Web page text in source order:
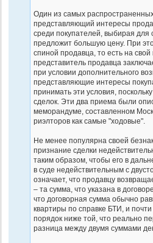
Один из самых
представляющий интересы
среди покупателей, выбирая для
предложит большую цену. При
спиной продавца, то есть на свой
представитель продавца
при условии дополнительного
представляющие интересы
принимать эти условия,
сделок. Эти два приема были
меморандуме, составленном
риэлторов как самые "ходовые".
Не менее популярна своей
признание сделки
таким образом, чтобы его в
в суде недействительным с
означает, что продавцу
– та сумма, что указана в
что договорная сумма обычно
квартиры по справке БТИ, и
порядок ниже той, что реально
разница между двумя суммами